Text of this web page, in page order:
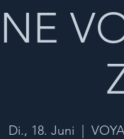
Di., 18. Juni